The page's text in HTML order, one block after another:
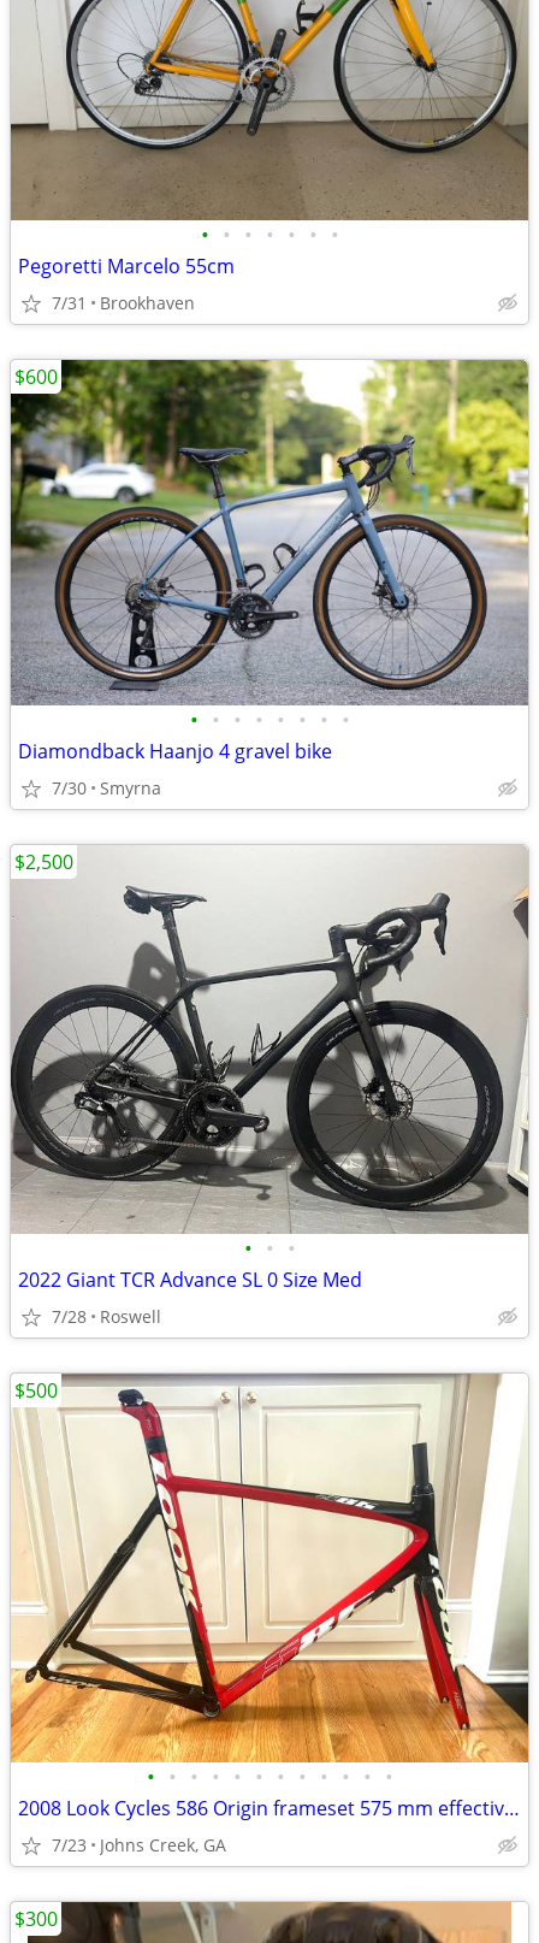
• • • • • • •
Pegoretti Marcelo 55cm
7/31 Brookhaven
• • • • • • • •
Diamondback Haanjo 4 gravel bike
7/30 Smyrna
$600
• • •
2022 Giant TCR Advance SL 0 Size Med
7/28 Roswell
$2,500
• • • • • • • • • • • •
2008 Look Cycles 586 Origin frameset 575 mm effective top tube XL
7/23 Johns Creek, GA
$500
$300